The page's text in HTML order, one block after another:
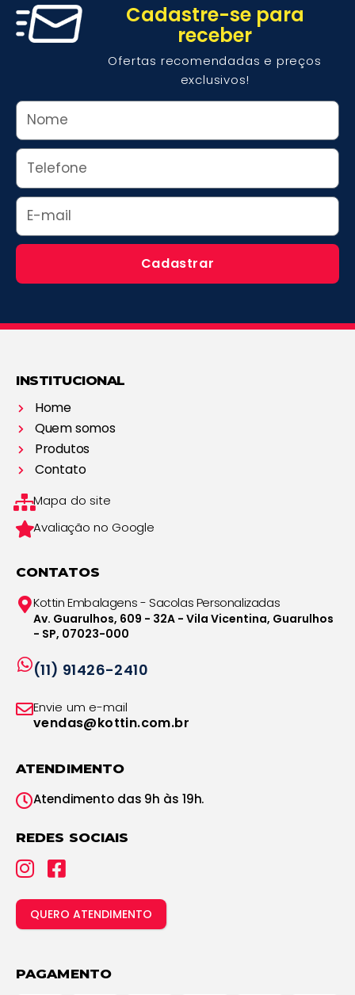
Cadastre-se para
receber
Ofertas recomendadas e preços
exclusivos!
Nome
Whats
Email
Cadastrar
INSTITUCIONAL
Home
Quem somos
Produtos
Contato
Mapa do site
Avaliação no Google
CONTATOS
Kottin Embalagens - Sacolas Personalizadas
Av. Guarulhos, 609 - 32A - Vila Vicentina, Guarulhos
- SP, 07023-000
(11) 91426-2410
Envie um e-mail
vendas@kottin.com.br
ATENDIMENTO
Atendimento das 9h às 19h.
REDES SOCIAIS
QUERO ATENDIMENTO
PAGAMENTO